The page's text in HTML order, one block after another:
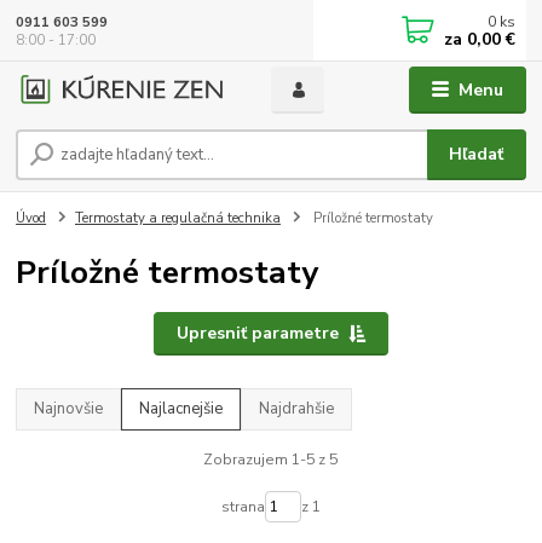
Menu
Hľadať
0911 603 599
8:00 - 17:00
0 ks
za 0,00 €
Úvod Termostaty a regulačná technika Príložné termostaty
Príložné termostaty
Upresniť parametre
Najnovšie Najlacnejšie Najdrahšie
Zobrazujem 1-5 z 5
strana z 1